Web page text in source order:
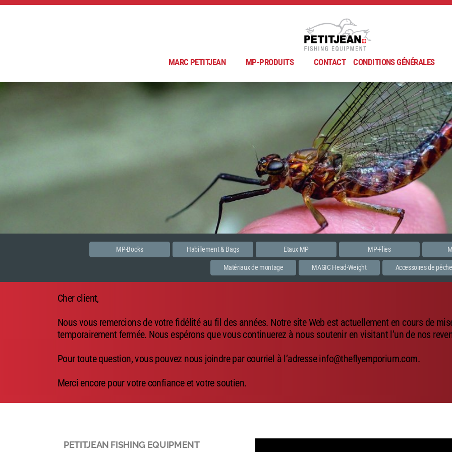
MARC PETITJEAN MP-PRODUITS CONTACT CONDITIONS GÉNÉRALES
MP-Books Habillement & Bags Etaux MP MP-Flies
Matériaux de montage MAGIC Head-Weight Accessoires de pêche
Cher client,
Nous vous remercions de votre fidélité au fil des années. Notre site Web est actuellement en cours de
temporairement fermée. Nous espérons que vous continuerez à nous soutenir en visitant l’un de nos
Pour toute question, vous pouvez nous joindre par courriel à l’adresse info@theflyemporium.com.
Merci encore pour votre confiance et votre soutien.
PETITJEAN FISHING EQUIPMENT